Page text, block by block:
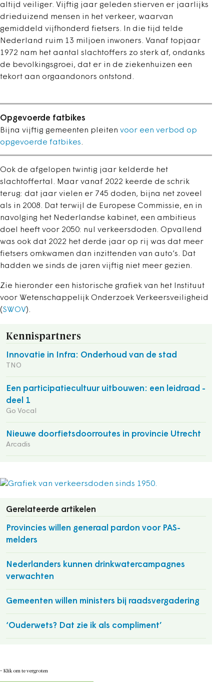
altijd veiliger. Vijftig jaar geleden stierven er jaarlijks
drieduizend mensen in het verkeer, waarvan
gemiddeld vijfhonderd fietsers. In die tijd telde
Nederland ruim 13 miljoen inwoners. Vanaf topjaar
1972 nam het aantal slachtoffers zo sterk af, ondanks
de bevolkingsgroei, dat er in de ziekenhuizen een
tekort aan orgaandonors ontstond.
Opgevoerde fatbikes
Bijna vijftig gemeenten pleiten voor een verbod op
opgevoerde fatbikes.
Ook de afgelopen twintig jaar kelderde het
slachtoffertal. Maar vanaf 2022 keerde de schrik
terug: dat jaar vielen er 745 doden, bijna net zoveel
als in 2008. Dat terwijl de Europese Commissie, en in
navolging het Nederlandse kabinet, een ambitieus
doel heeft voor 2050: nul verkeersdoden. Opvallend
was ook dat 2022 het derde jaar op rij was dat meer
fietsers omkwamen dan inzittenden van auto’s. Dat
hadden we sinds de jaren vijftig niet meer gezien.
Zie hieronder een historische grafiek van het
Instituut
voor Wetenschappelijk Onderzoek Verkeersveiligheid
(SWOV).
Kennispartners
Innovatie in Infra: Onderhoud van de stad
TNO
Een participatiecultuur uitbouwen: een leidraad -
deel 1
Go Vocal
Nieuwe doorfietsdoorroutes in provincie Utrecht
Arcadis
Gerelateerde artikelen
Provincies willen generaal pardon voor PAS-
melders
Nederlanders kunnen drinkwatercampagnes
verwachten
Gemeenten willen ministers bij raadsvergadering
‘Ouderwets? Dat zie ik als compliment’
− Klik om te vergroten